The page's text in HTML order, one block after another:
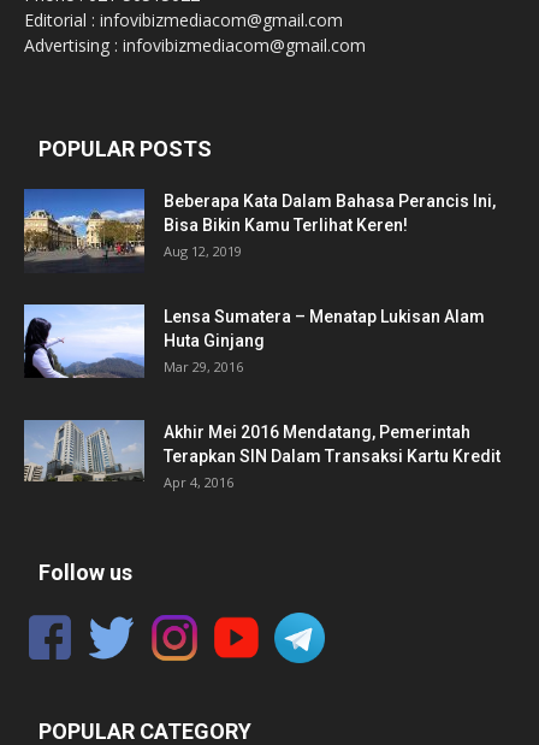
Editorial : infovibizmediacom@gmail.com
Advertising : infovibizmediacom@gmail.com
POPULAR POSTS
Beberapa Kata Dalam Bahasa Perancis Ini,
Bisa Bikin Kamu Terlihat Keren!
Aug 12, 2019
Lensa Sumatera – Menatap Lukisan Alam
Huta Ginjang
Mar 29, 2016
Akhir Mei 2016 Mendatang, Pemerintah
Terapkan SIN Dalam Transaksi Kartu Kredit
Apr 4, 2016
Follow us
POPULAR CATEGORY